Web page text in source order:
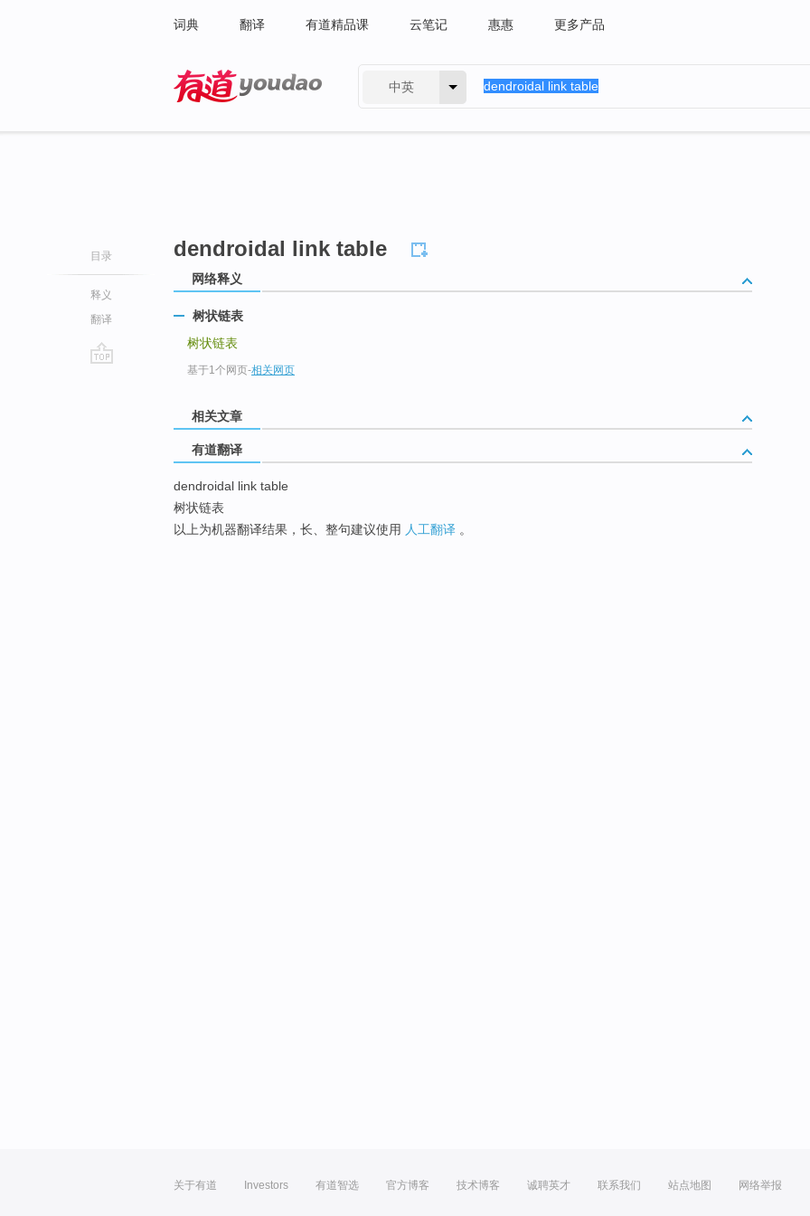
词典 翻译 有道精品课 云笔记 惠惠 更多产品
中英
目录
释义
翻译
dendroidal link table
网络释义
树状链表
树状链表
基于1个网页-相关网页
相关文章
有道翻译
dendroidal link table
树状链表
以上为机器翻译结果，长、整句建议使用 人工翻译 。
关于有道 Investors 有道智选 官方博客 技术博客 诚聘英才 联系我们 站点地图 网络举报